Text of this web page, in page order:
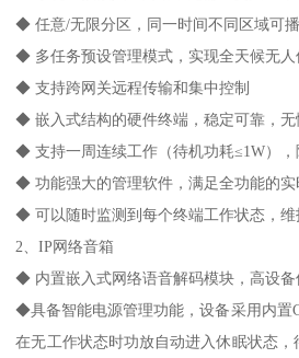
◆ 任意/无限分区，同一时间不同区域可
◆ 多任务预设管理模式，实现全天候无人
◆ 支持跨网关远程传输和集中控制
◆ 嵌入式结构的硬件终端，稳定可靠，无
◆ 支持一周连续工作（待机功耗≤1W），
◆ 功能强大的管理软件，满足全功能的实
◆ 可以随时监测到每个终端工作状态，维
2、IP网络音箱
◆ 内置嵌入式网络语音解码模块，高设备
◆具备智能电源管理功能，设备采用内置
在无工作状态时功放自动进入休眠状态